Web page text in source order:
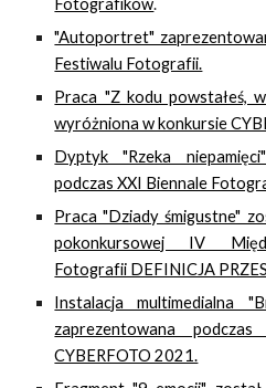
Fotografików.
"Autoportret"
Festiwalu Fotografii.
Praca "Z kodu powstałeś,
wyróżniona w konkursie
Dyptyk "Rzeka
podczas XXI Biennale
Praca "Dziady śmigustne"
pokonkursowej IV
Fotografii DEFINICJA
Instalacja multimedialna
zaprezentowana
CYBERFOTO 2021.